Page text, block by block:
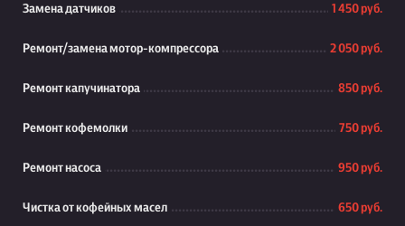
Замена датчиков 1 450 руб.
Ремонт/замена мотор-компрессора 2 050 руб.
Ремонт капучинатора 850 руб.
Ремонт кофемолки 750 руб.
Ремонт насоса 950 руб.
Чистка от кофейных масел 650 руб.